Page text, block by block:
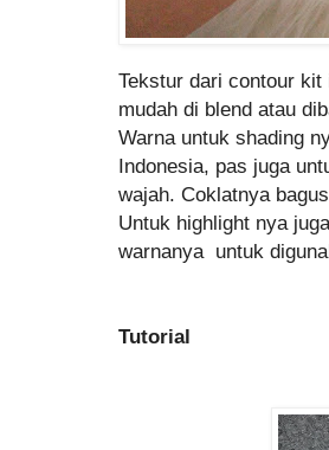
Tekstur dari contour
mudah di blend atau
Warna untuk shading
Indonesia, pas juga
wajah. Coklatnya
Untuk highlight nya
warnanya untuk
Tutorial